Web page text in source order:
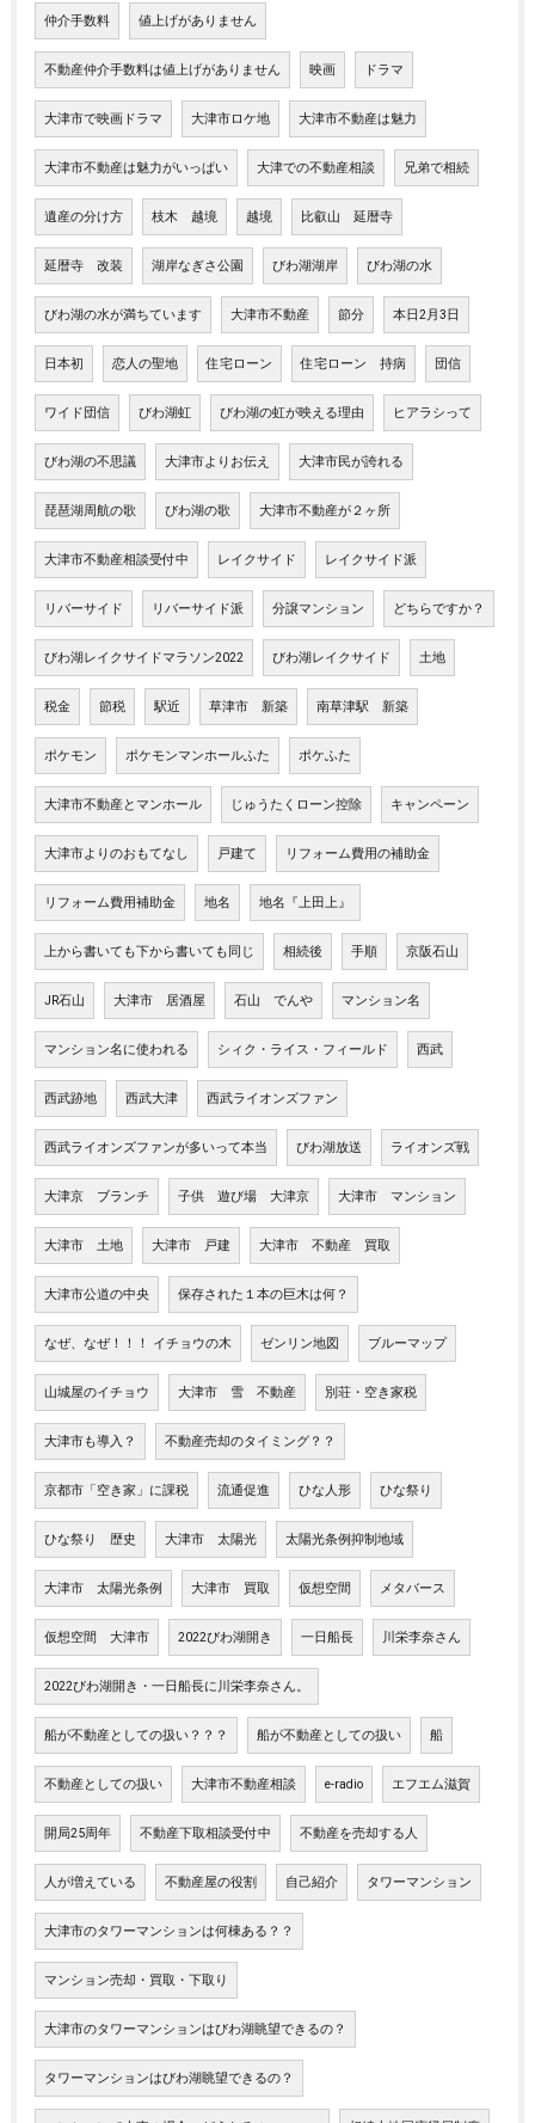
仲介手数料 値上げがありません
不動産仲介手数料は値上げがありません 映画 ドラマ
大津市で映画ドラマ 大津市ロケ地 大津市不動産は魅力
大津市不動産は魅力がいっぱい 大津での不動産相談 兄弟で相続
遺産の分け方 枝木 越境 越境 比叡山 延暦寺
延暦寺 改装 湖岸なぎさ公園 びわ湖湖岸 びわ湖の水
びわ湖の水が満ちています 大津市不動産 節分 本日2月3日
日本初 恋人の聖地 住宅ローン 住宅ローン 持病 団信
ワイド団信 びわ湖虹 びわ湖の虹が映える理由 ヒアラシって
びわ湖の不思議 大津市よりお伝え 大津市民が誇れる
琵琶湖周航の歌 びわ湖の歌 大津市不動産が２ヶ所
大津市不動産相談受付中 レイクサイド レイクサイド派
リバーサイド リバーサイド派 分譲マンション どちらですか？
びわ湖レイクサイドマラソン2022 びわ湖レイクサイド 土地
税金 節税 駅近 草津市 新築 南草津駅 新築
ポケモン ポケモンマンホールふた ポケふた
大津市不動産とマンホール じゅうたくローン控除 キャンペーン
大津市よりのおもてなし 戸建て リフォーム費用の補助金
リフォーム費用補助金 地名 地名『上田上』
上から書いても下から書いても同じ 相続後 手順 京阪石山
JR石山 大津市 居酒屋 石山 でんや マンション名
マンション名に使われる シィク・ライス・フィールド 西武
西武跡地 西武大津 西武ライオンズファン
西武ライオンズファンが多いって本当 びわ湖放送 ライオンズ戦
大津京 ブランチ 子供 遊び場 大津京 大津市 マンション
大津市 土地 大津市 戸建 大津市 不動産 買取
大津市公道の中央 保存された１本の巨木は何？
なぜ、なぜ！！！ イチョウの木 ゼンリン地図 ブルーマップ
山城屋のイチョウ 大津市 雪 不動産 別荘・空き家税
大津市も導入？ 不動産売却のタイミング？？
京都市「空き家」に課税 流通促進 ひな人形 ひな祭り
ひな祭り 歴史 大津市 太陽光 太陽光条例抑制地域
大津市 太陽光条例 大津市 買取 仮想空間 メタバース
仮想空間 大津市 2022びわ湖開き 一日船長 川栄李奈さん
2022びわ湖開き・一日船長に川栄李奈さん。
船が不動産としての扱い？？？ 船が不動産としての扱い 船
不動産としての扱い 大津市不動産相談 e-radio エフエム滋賀
開局25周年 不動産下取相談受付中 不動産を売却する人
人が増えている 不動産屋の役割 自己紹介 タワーマンション
大津市のタワーマンションは何棟ある？？
マンション売却・買取・下取り
大津市のタワーマンションはびわ湖眺望できるの？
タワーマンションはびわ湖眺望できるの？